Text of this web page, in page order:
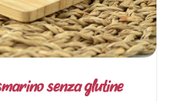
senza glutine